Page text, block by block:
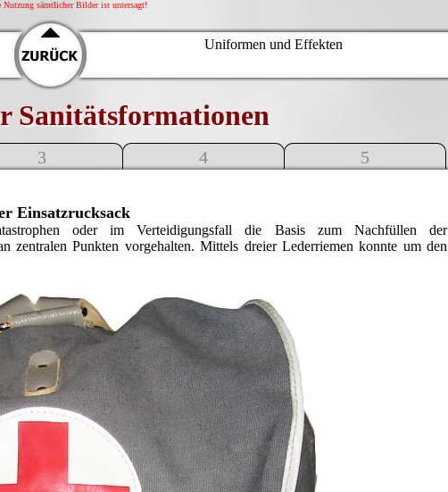
Nutzung sämtlicher Bilder ist untersagt!
Uniformen und Effekten
Sanitätsformationen
3 4 5
Einsatzrucksack
oder im Verteidigungsfall die Basis zum Nachfüllen der
zentralen Punkten vorgehalten. Mittels dreier Lederriemen konnte um den